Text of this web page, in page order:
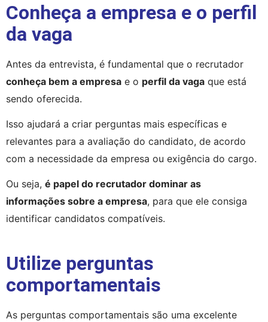
Conheça a empresa e o perfil
da vaga
conheça bem a empresa e o perfil da vaga que está
sendo oferecida.
Isso ajudará a criar perguntas mais específicas e
relevantes para a avaliação do candidato, de acordo
com a necessidade da empresa ou exigência do cargo.
Ou seja, é papel do recrutador dominar as
informações sobre a empresa, para que ele consiga
identificar candidatos compatíveis.
Utilize perguntas
comportamentais
As perguntas comportamentais são uma excelente